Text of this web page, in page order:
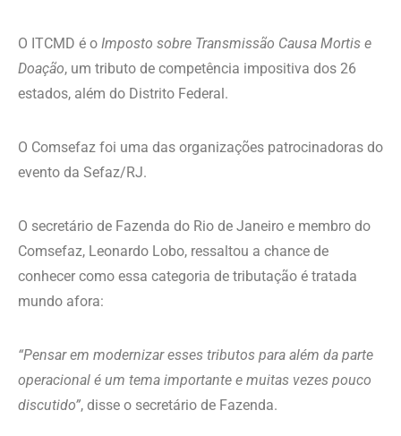
O ITCMD é o Imposto sobre Transmissão Causa Mortis e
Doação, um tributo de competência impositiva dos 26
estados, além do Distrito Federal.
O Comsefaz foi uma das organizações patrocinadoras do
evento da Sefaz/RJ.
O secretário de Fazenda do Rio de Janeiro e membro do
Comsefaz, Leonardo Lobo, ressaltou a chance de
conhecer como essa categoria de tributação é tratada
mundo afora:
“Pensar em modernizar esses tributos para além da parte
operacional é um tema importante e muitas vezes pouco
discutido”, disse o secretário de Fazenda.